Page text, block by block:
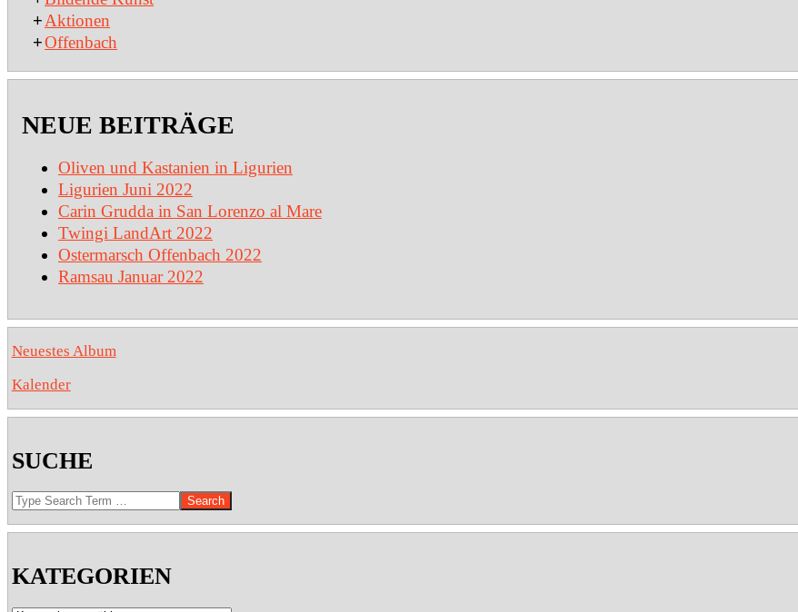
+Aktionen
+Offenbach
NEUE BEITRÄGE
Oliven und Kastanien in Ligurien
Ligurien Juni 2022
Carin Grudda in San Lorenzo al Mare
Twingi LandArt 2022
Ostermarsch Offenbach 2022
Ramsau Januar 2022
Neuestes Album
Kalender
SUCHE
Search
KATEGORIEN